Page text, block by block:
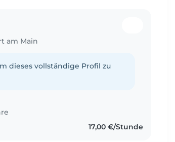
am Main
dieses vollständige Profil zu
17,00 €/Stunde